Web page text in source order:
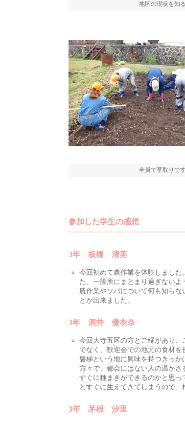
地区の現状を知る
全員で草取りです
参加した学生の感想
3年 板橋 清美
今回初めて農作業を体験しまし
た。一箇所にまとまり過ぎないよ
農作業やソバについて何も知ら
とが出来ました。
3年 酒井 優衣奈
今回大寺五区の方とご縁があり
でなく、歓迎会での地元の食材を
磐梯という地に興味を持つきっ
方々で、都会にはない人の温か
すぐに種まきができるのかと思
とすぐに生えてきてしまうので
3年 茅根 汐里